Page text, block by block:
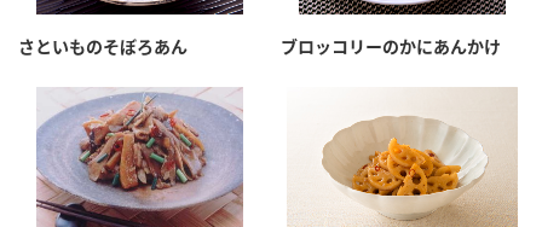
さといものそぼろあん ブロッコリーのかにあんかけ